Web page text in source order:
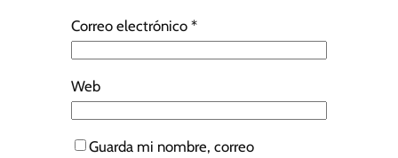
Correo electrónico *
Web
Guarda mi nombre, correo